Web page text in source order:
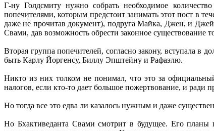
Г-ну Голдсмиту нужно собрать необходимое
попечителями, которым предстоит занимать этот пост в
даже не прочитав документ), подруга Майка, Джен, и
Свами, дав возможность обрести законное существование
Вторая группа попечителей, согласно закону, вступала в
быть Карлу Йоргенсу, Биллу Эпштейну и Рафаэлю.
Никто из них толком не понимал, что это за
налогов, если кто-то дает большое пожертвование, и ради
Но тогда все это едва ли казалось нужным и даже
Но Бхактиведанта Свами смотрит в будущее. Его планы